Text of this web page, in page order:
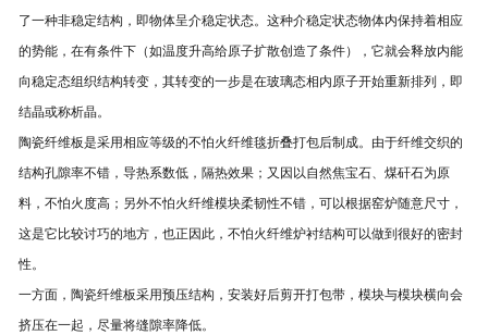
了一种非稳定结构，即物体呈介稳定状态。这种介稳定状态物体内保持着相应
的势能，在有条件下（如温度升高给原子扩散创造了条件），它就会释放内能
向稳定态组织结构转变，其转变的一步是在玻璃态相内原子开始重新排列，即
结晶或称析晶。
陶瓷纤维板是采用相应等级的不怕火纤维毯折叠打包后制成。由于纤维交织的
结构孔隙率不错，导热系数低，隔热效果；又因以自然焦宝石、煤矸石为原
料，不怕火度高；另外不怕火纤维模块柔韧性不错，可以根据窑炉随意尺寸，
这是它比较讨巧的地方，也正因此，不怕火纤维炉衬结构可以做到很好的密封
性。
一方面，陶瓷纤维板采用预压结构，安装好后剪开打包带，模块与模块横向会
挤压在一起，尽量将缝隙率降低。